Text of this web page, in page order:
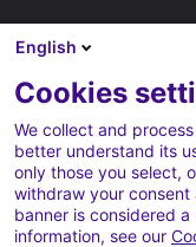
English
Cookies
We collect and
better understand its
only those you select,
withdraw your consent
banner is considered
information, see our